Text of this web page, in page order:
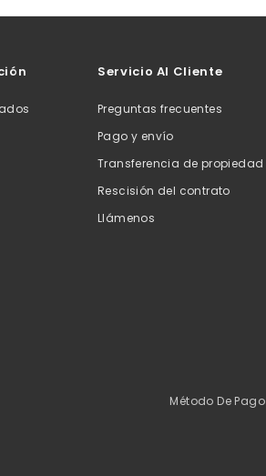
Servicio Al Cliente
Preguntas frecuentes
Pago y envío
Transferencia de propiedad
Rescisión del contrato
Llámenos
Método De Pago